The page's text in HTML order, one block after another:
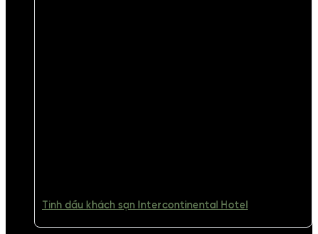
Tinh dầu khách sạn Intercontinental Hotel